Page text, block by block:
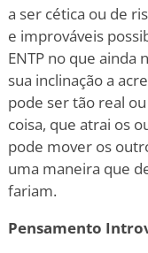
a ser cética ou de
e improváveis
ENTP no que ainda
sua inclinação a
pode ser tão real
coisa, que atrai os
pode mover os
uma maneira que
fariam.
Pensamento